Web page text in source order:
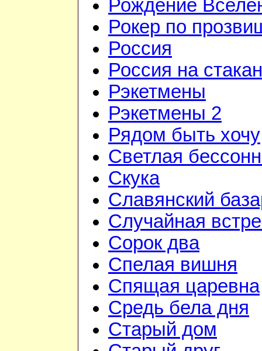
Рождение
Рокер по
Россия
Россия на
Рэкетмены
Рэкетмены 2
Рядом быть хочу
Светлая
Скука
Славянский
Случайная
Сорок два
Спелая вишня
Спящая царевна
Средь бела дня
Старый дом